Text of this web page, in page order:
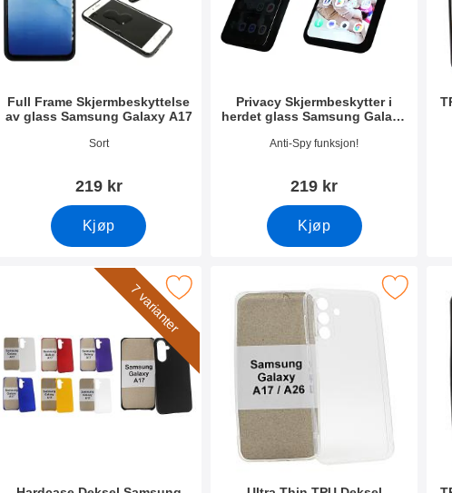
Full Frame Skjermbeskyttelse
av glass Samsung Galaxy A17
Varenummer 53866
Sort
219 kr
Kjøp
Privacy Skjermbeskytter i
herdet glass Samsung Galaxy
Varenummer 53867
Anti-Spy funksjon!
219 kr
Kjøp
7 varianter
Merk hardcase Deksel Samsung Galaxy A17 som favoritt
Merk ultra Thin TPU Deksel Samsung